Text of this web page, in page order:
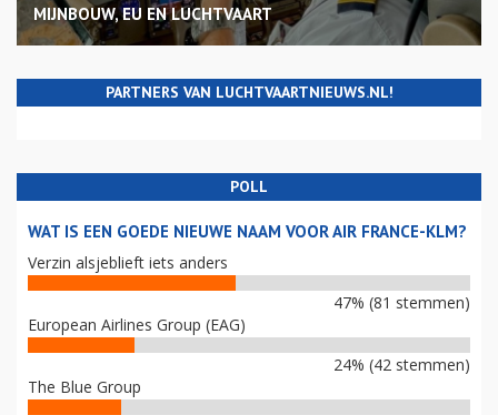
MIJNBOUW, EU EN LUCHTVAART
PARTNERS VAN LUCHTVAARTNIEUWS.NL!
POLL
WAT IS EEN GOEDE NIEUWE NAAM VOOR AIR FRANCE-KLM?
Verzin alsjeblieft iets anders
47% (81 stemmen)
European Airlines Group (EAG)
24% (42 stemmen)
The Blue Group